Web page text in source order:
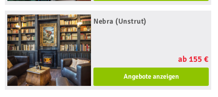
Nebra (Unstrut)
ab 155 €
Angebote anzeigen